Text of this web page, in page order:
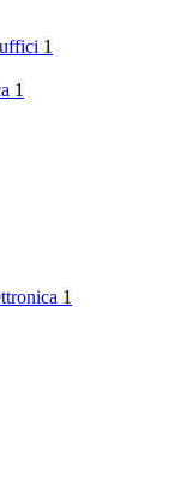
1
1
1